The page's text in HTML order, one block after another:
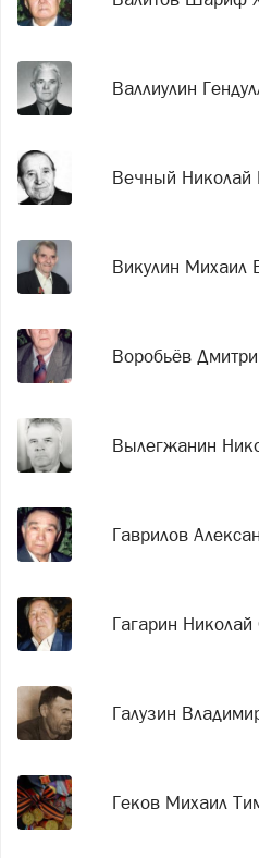
Валлиулин
Вечный Николай
Викулин Михаил
Воробьёв
Вылегжанин
Гаврилов
Гагарин
Галузин
Геков Михаил